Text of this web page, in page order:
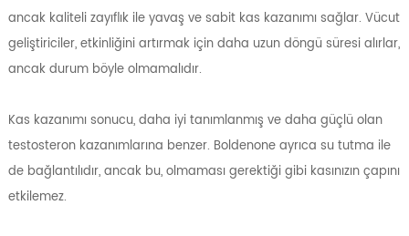
ancak kaliteli zayıflık ile yavaş ve sabit kas kazanımı sağlar. Vücut
geliştiriciler, etkinliğini artırmak için daha uzun döngü süresi alırlar,
ancak durum böyle olmamalıdır.
Kas kazanımı sonucu, daha iyi tanımlanmış ve daha güçlü olan
testosteron kazanımlarına benzer. Boldenone ayrıca su tutma ile
de bağlantılıdır, ancak bu, olmaması gerektiği gibi kasınızın çapını
etkilemez.